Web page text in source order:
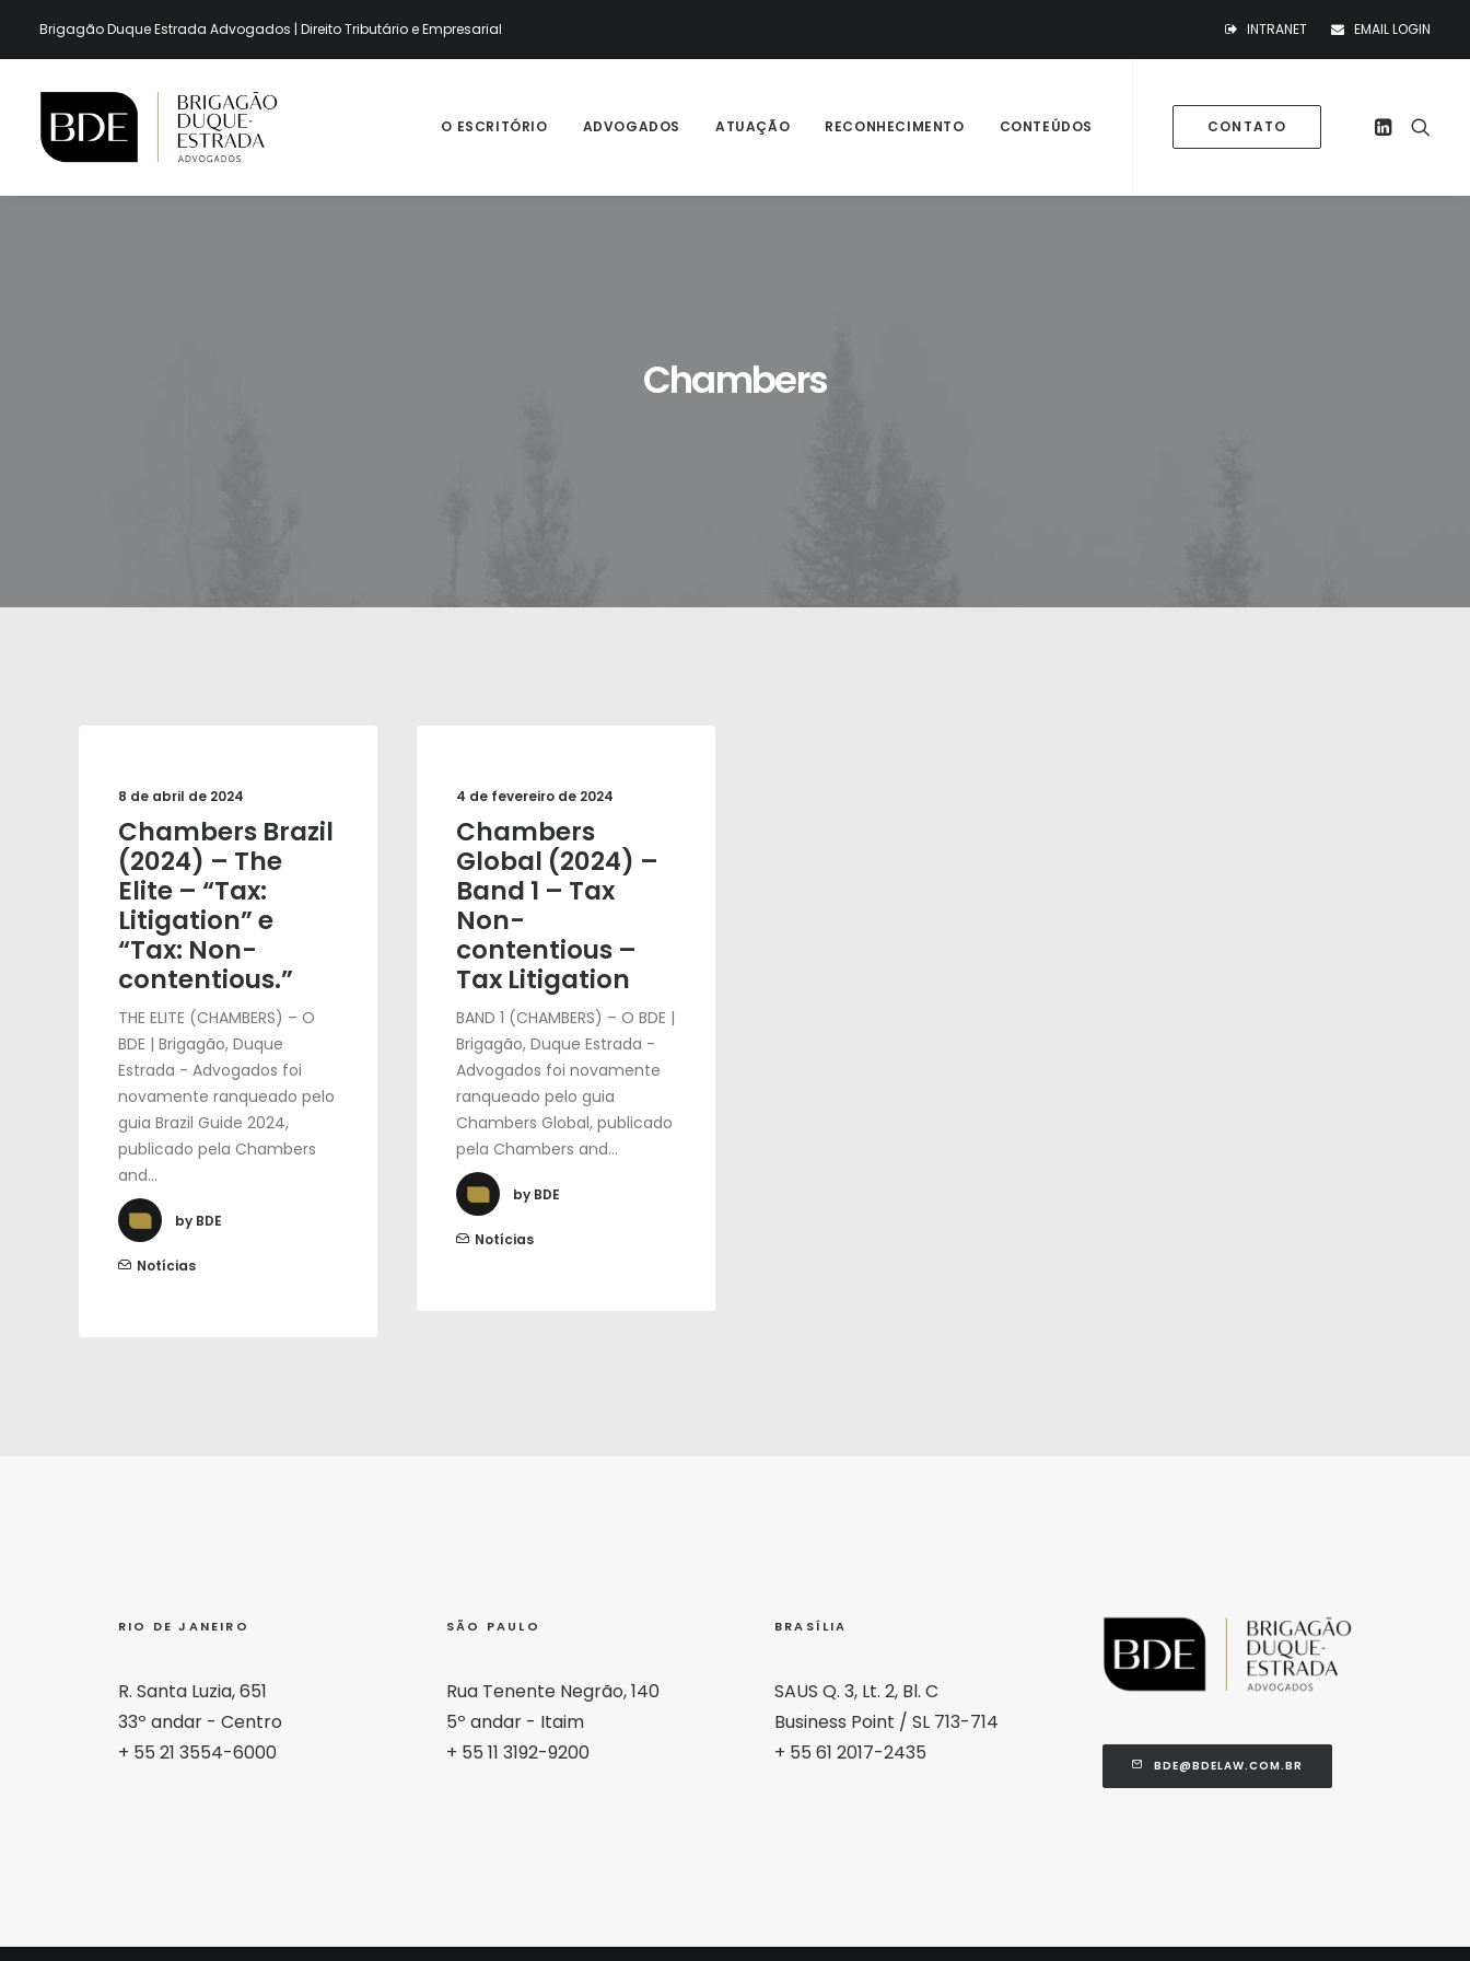
Brigagão Duque Estrada Advogados | Direito Tributário e Empresarial INTRANET EMAIL LOGIN
O ESCRITÓRIO ADVOGADOS ATUAÇÃO RECONHECIMENTO CONTEÚDOS CONTATO
Chambers
8 de abril de 2024
Chambers Brazil
(2024) – The
Elite – “Tax:
Litigation” e
“Tax: Non-
contentious.”
THE ELITE (CHAMBERS) – O
BDE | Brigagão, Duque
Estrada - Advogados foi
novamente ranqueado pelo
guia Brazil Guide 2024,
publicado pela Chambers
and…
by BDE
Notícias
4 de fevereiro de 2024
Chambers
Global (2024) –
Band 1 – Tax
Non-
contentious –
Tax Litigation
BAND 1 (CHAMBERS) – O BDE |
Brigagão, Duque Estrada -
Advogados foi novamente
ranqueado pelo guia
Chambers Global, publicado
pela Chambers and…
by BDE
Notícias
RIO DE JANEIRO
R. Santa Luzia, 651
33º andar - Centro
+ 55 21 3554-6000
SÃO PAULO
Rua Tenente Negrão, 140
5º andar - Itaim
+ 55 11 3192-9200
BRASÍLIA
SAUS Q. 3, Lt. 2, Bl. C
Business Point / SL 713-714
+ 55 61 2017-2435
BDE@BDELAW.COM.BR